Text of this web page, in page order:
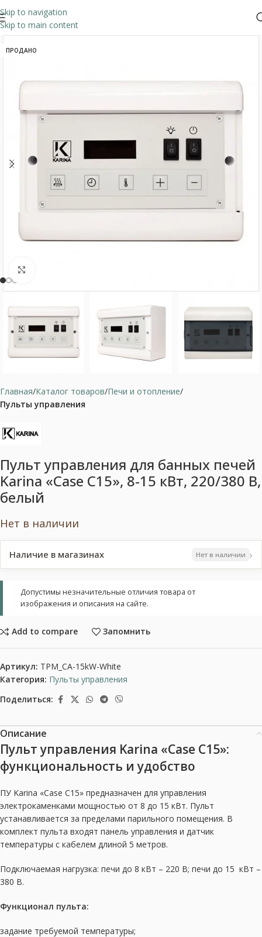
Skip to navigation
Skip to main content
ПРОДАНО
Главная Каталог товаров Печи и отопление
Пульты управления
Пульт управления для банных печей
Karina «Case C15», 8-15 кВт, 220/380 B,
белый
Нет в наличии
Наличие в магазинах Нет в наличии ›
Допустимы незначительные отличия товара от
изображения и описания на сайте.
Add to compare Запомнить
Артикул: TPM_CA-15kW-White
Категория: Пульты управления
Поделиться:
Описание
Пульт управления Karina «Case C15»:
функциональность и удобство
ПУ Karina «Case C15» предназначен для управления
электрокаменками мощностью от 8 до 15 кВт. Пульт
устанавливается за пределами парильного помещения. В
комплект пульта входят панель управления и датчик
температуры с кабелем длиной 5 метров.
Подключаемая нагрузка: печи до 8 кВт – 220 В; печи до 15 кВт –
380 В.
Функционал пульта:
задание требуемой температуры;